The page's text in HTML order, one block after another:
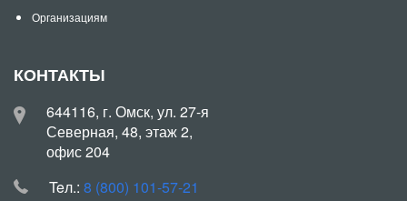
Организациям
КОНТАКТЫ
644116, г. Омск, ул. 27-я
Северная, 48, этаж 2,
офис 204
Teл.: 8 (800) 101-57-21